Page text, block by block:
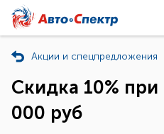
Акции и спецпредложения
Скидка 10%
000 руб